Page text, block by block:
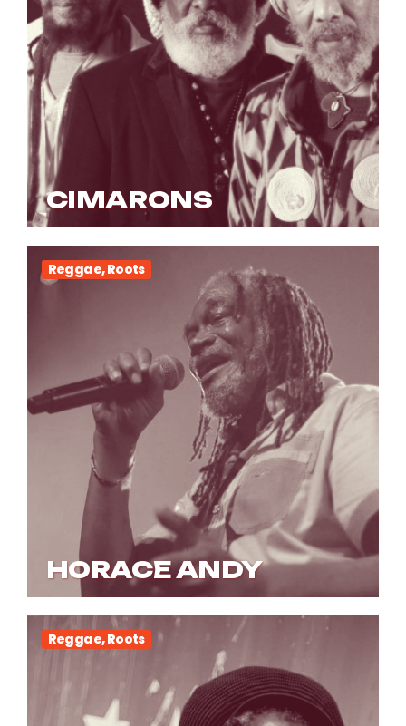
CIMARONS
Reggae, Roots
HORACE ANDY
Reggae, Roots